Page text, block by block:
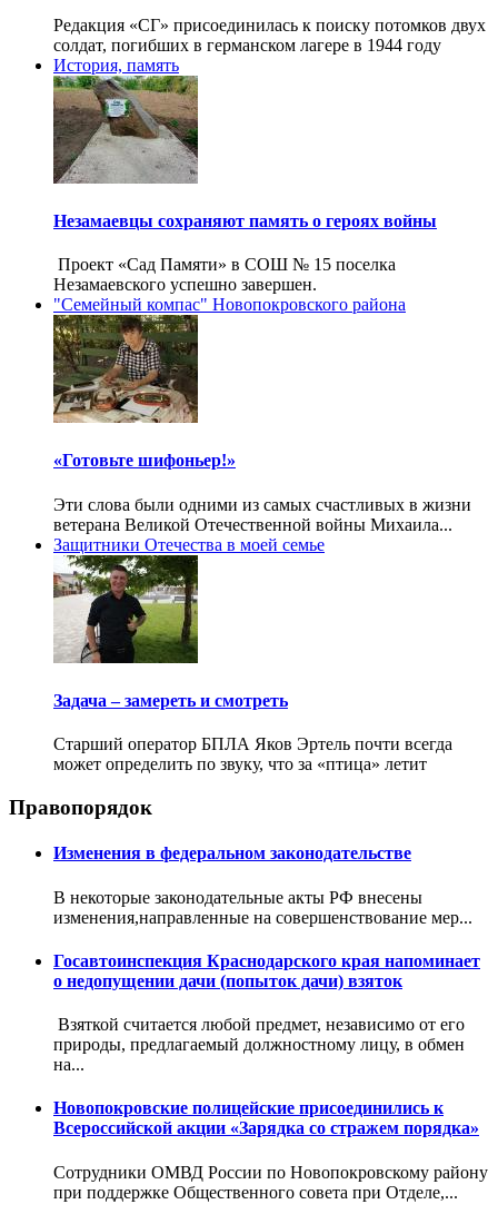
Редакция «СГ» присоединилась к поиску потомков двух
солдат, погибших в германском лагере в 1944 году
История, память
Незамаевцы сохраняют память о героях войны
Проект «Сад Памяти» в СОШ № 15 поселка
Незамаевского успешно завершен.
"Семейный компас" Новопокровского района
«Готовьте шифоньер!»
Эти слова были одними из самых счастливых в жизни
ветерана Великой Отечественной войны Михаила...
Защитники Отечества в моей семье
Задача – замереть и смотреть
Старший оператор БПЛА Яков Эртель почти всегда
может определить по звуку, что за «птица» летит
Правопорядок
Изменения в федеральном законодательстве
В некоторые законодательные акты РФ внесены
изменения,направленные на совершенствование мер...
Госавтоинспекция Краснодарского края напоминает
о недопущении дачи (попыток дачи) взяток
Взяткой считается любой предмет, независимо от его
природы, предлагаемый должностному лицу, в обмен
на...
Новопокровские полицейские присоединились к
Всероссийской акции «Зарядка со стражем порядка»
Сотрудники ОМВД России по Новопокровскому району
при поддержке Общественного совета при Отделе,...